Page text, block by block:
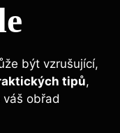
být vzrušující,
tipů,
obřad